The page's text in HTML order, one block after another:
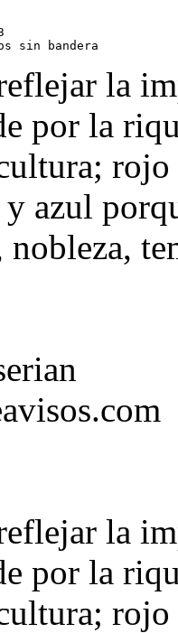
la
por la
rojo
azul
la
por la
rojo